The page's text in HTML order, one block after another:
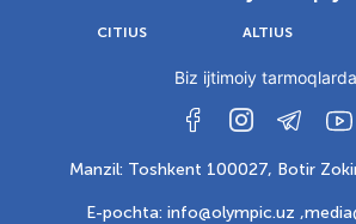
CITIUS ALTIUS
Biz ijtimoiy
Manzil: Toshkent 100027, Botir
E-pochta: info@olympic.uz ,